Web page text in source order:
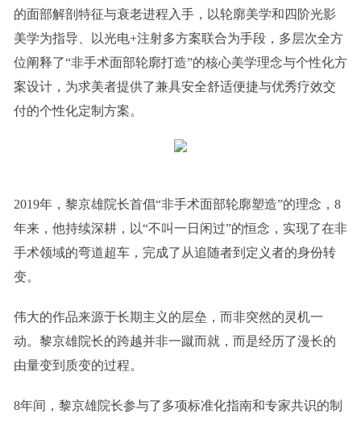
的面部解剖特征与衰老进程入手，以轮廓美学和四阶光影
美学为指导、以光电+注射多方案联合为手段，多层次全方
位阐释了“非手术面部轮廓打造”的核心美学理念与个性化方
案设计，为求美者提供了兼具安全舒适便捷与优秀疗效交
付的个性化定制方案。
2019年，黎京雄院长首倡“非手术面部轮廓塑造”的理念，8
年来，他持续深耕，以“不叫一日闲过”的恒念，实现了在非
手术领域的弯道超车，完成了从追随者到定义者的身份转
变。
伟大的作品来源于长期主义的层垒，而非突然的灵机一
动。黎京雄院长的跨越并非一蹴而就，而是经历了漫长的
由量变到质变的过程。
8年间，黎京雄院长参与了多项标准化指南和专家共识的制